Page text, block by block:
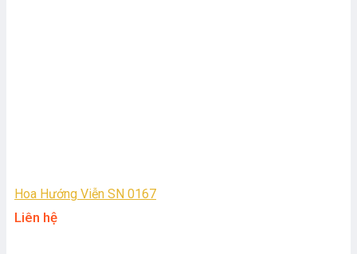
Hoa Hướng Viễn SN 0167
Liên hệ